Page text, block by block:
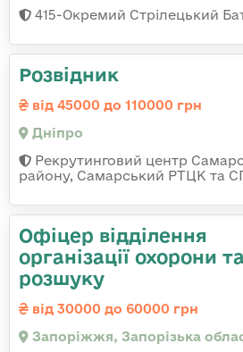
415-Окремий Стрілецький
Розвідник
від 45000 до 110000 грн
Дніпро
Рекрутинговий центр
району, Самарський РТЦК та
Офіцер відділення
організації охорони та
розшуку
від 30000 до 60000 грн
Запоріжжя, Запорізька